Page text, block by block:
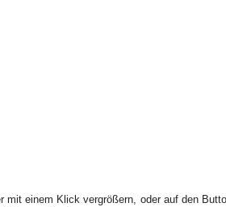
mit einem Klick vergrößern, oder auf den